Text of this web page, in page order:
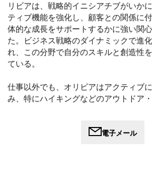
リビアは、戦略的イニシアチブがいか
ティブ機能を強化し、顧客との関係に
体的な成長をサポートするかに強い関
た。ビジネス戦略のダイナミックで進
れ、この分野で自分のスキルと創造性
ている。
仕事以外でも、オリビアはアクティブ
み、特にハイキングなどのアウトドア
電子メール